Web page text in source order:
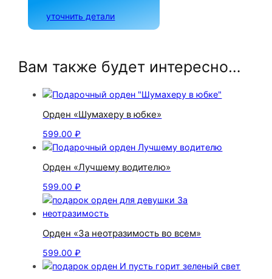
уточнить детали
Вам также будет интересно…
Орден «Шумахеру в юбке»
599.00₽
Орден «Лучшему водителю»
599.00₽
Орден «За неотразимость во всем»
599.00₽